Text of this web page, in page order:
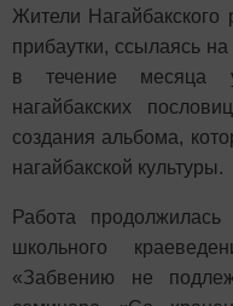
Жители Нагайбакского
прибаутки, ссылаясь
в течение месяца
нагайбакских
создания альбома,
нагайбакской культуры.
Работа
школьного
«Забвению не